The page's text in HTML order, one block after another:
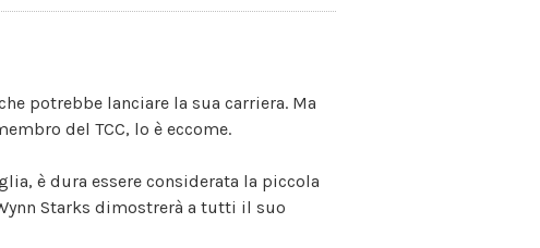
potrebbe lanciare la sua carriera. Ma
del TCC, lo è eccome.
è dura essere considerata la piccola
Starks dimostrerà a tutti il suo